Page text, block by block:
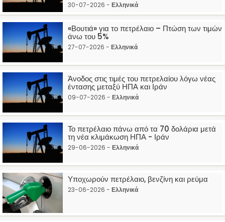
30-07-2026 - Ελληνικά
«Βουτιά» για το πετρέλαιο – Πτώση των τιμών
άνω του 5%
27-07-2026 - Ελληνικά
Άνοδος στις τιμές του πετρελαίου λόγω νέας
έντασης μεταξύ ΗΠΑ και Ιράν
09-07-2026 - Ελληνικά
Το πετρέλαιο πάνω από τα 70 δολάρια μετά
τη νέα κλιμάκωση ΗΠΑ - Ιράν
29-06-2026 - Ελληνικά
Υποχωρούν πετρέλαιο, βενζίνη και ρεύμα
23-06-2026 - Ελληνικά